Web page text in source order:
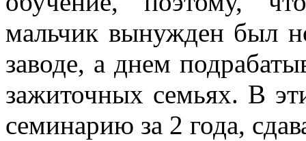
мальчик вынужден был
заводе, а днем
зажиточных семьях. В
семинарию за 2 года,